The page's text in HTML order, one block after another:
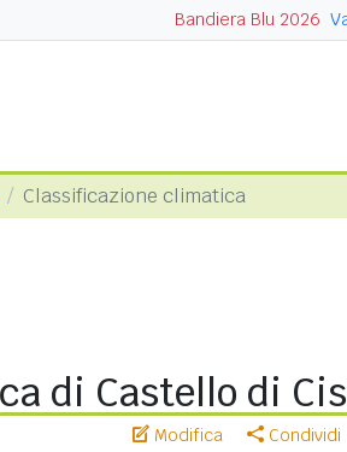
Bandiera Blu 2026
Classificazione climatica
di Castello di
Modifica Condividi